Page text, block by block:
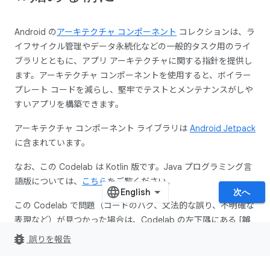
Android のアーキテクチャ コンポーネント コレクションは、ラ
イフサイクル管理やデータ永続化などの一般的タスク用のライ
ブラリとともに、アプリ アーキテクチャに関する指針を提供し
ます。アーキテクチャ コンポーネントを使用すると、ボイラー
プレート コードを減らし、堅牢でテストとメンテナンスがしや
すいアプリを構築できます。
アーキテクチャ コンポーネント ライブラリは Android Jetpack
に含まれています。
なお、この Codelab は Kotlin 版です。Java プログラミング言
語版については、
こちら をご覧ください。
この Codelab で問題（コードのバグ、文法的な誤り、不明確な
表現など）が見つかった場合は、Codelab の左下隅にある [誤
りを報告] から問題を報告してください。
次へ
bug_report 誤りを報告